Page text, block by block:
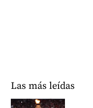
Las más leídas